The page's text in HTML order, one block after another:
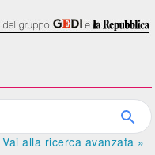
Vai alla ricerca avanzata »